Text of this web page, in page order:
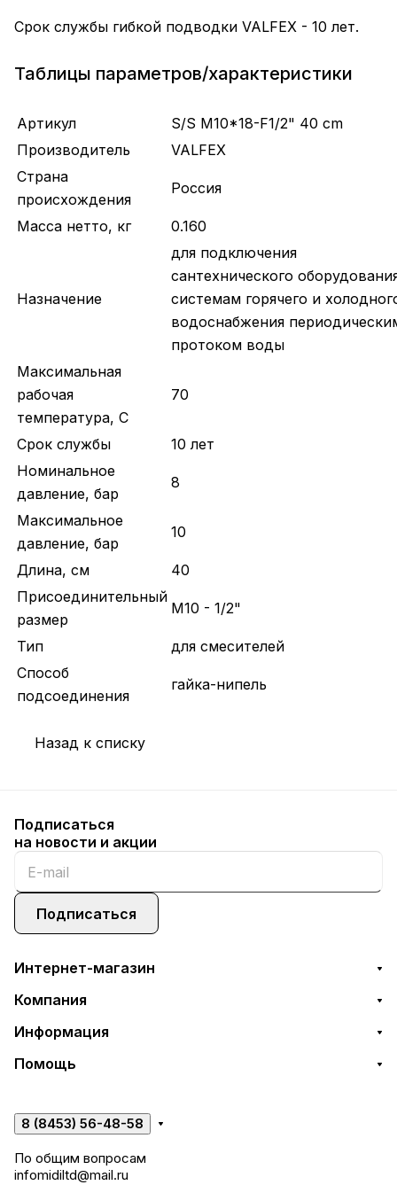
Срок службы гибкой подводки VALFEX - 10 лет.
Таблицы параметров/характеристики
Артикул
S/S M10*18-F1/2" 40 сm
Производитель
VALFEX
Страна
происхождения
Россия
Масса нетто, кг 0.160
Назначение
для подключения
сантехнического
системам горячего и
водоснабжения
протоком воды
Максимальная
рабочая
температура, С
70
Срок службы
10 лет
Номинальное
давление, бар
8
Максимальное
давление, бар
10
Длина, см
40
Присоединительный
размер
M10 - 1/2"
Тип
для смесителей
Способ
подсоединения
гайка-нипель
Назад к списку
Подписаться
на новости и акции
Подписаться
Интернет-магазин
Компания
Информация
Помощь
8 (8453) 56-48-58
По общим вопросам
infomidiltd@mail.ru